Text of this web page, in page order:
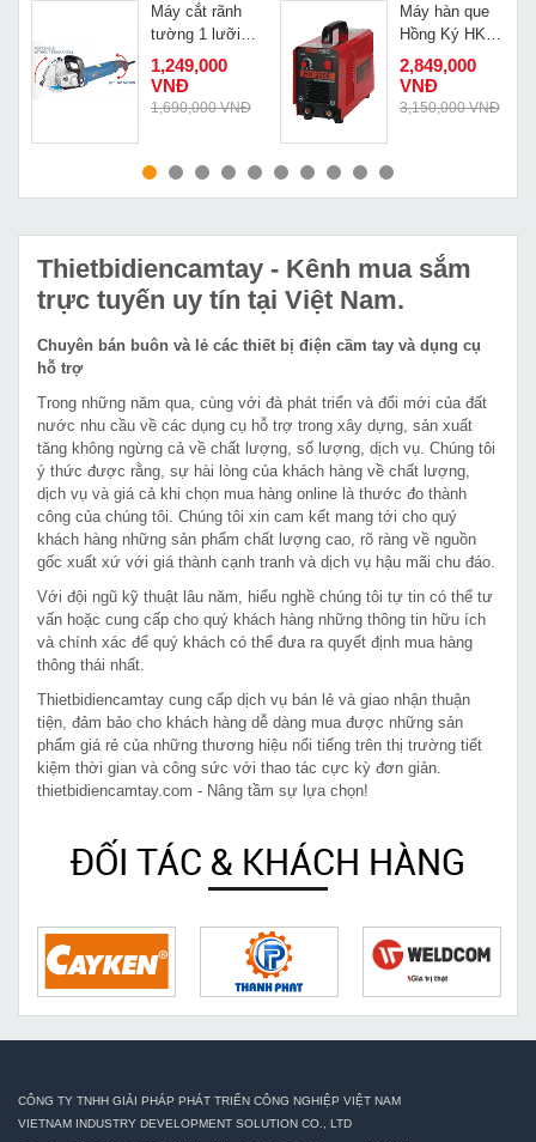
MUA NGAY
Máy cắt rãnh
tường 1 lưỡi
Caowang
CW1336 đời
mới nhất
1,249,000
VNĐ
1,690,000 VNĐ
MUA NGAY
Máy hàn que
Hồng Ký HK
200E
2,849,000
VNĐ
3,150,000 VNĐ
Thietbidiencamtay - Kênh mua sắm
trực tuyến uy tín tại Việt Nam.
Chuyên bán buôn và lẻ các thiết bị điện cầm tay và dụng cụ
hỗ trợ
Trong những năm qua, cùng với đà phát triển và đổi mới của đất
nước nhu cầu về các dụng cụ hỗ trợ trong xây dựng, sản xuất
tăng không ngừng cả về chất lượng, số lượng, dịch vụ. Chúng tôi
ý thức được rằng, sự hài lòng của khách hàng về chất lượng,
dịch vụ và giá cả khi chọn mua hàng online là thước đo thành
công của chúng tôi. Chúng tôi xin cam kết mang tới cho quý
khách hàng những sản phẩm chất lượng cao, rõ ràng về nguồn
gốc xuất xứ với giá thành cạnh tranh và dịch vụ hậu mãi chu đáo.
Với đội ngũ kỹ thuật lâu năm, hiểu nghề chúng tôi tự tin có thể tư
vấn hoặc cung cấp cho quý khách hàng những thông tin hữu ích
và chính xác để quý khách có thể đưa ra quyết định mua hàng
thông thái nhất.
Thietbidiencamtay cung cấp dịch vụ bán lẻ và giao nhận thuận
tiện, đảm bảo cho khách hàng dễ dàng mua được những sản
phẩm giá rẻ của những thương hiệu nổi tiếng trên thị trường tiết
kiệm thời gian và công sức với thao tác cực kỳ đơn giản.
thietbidiencamtay.com - Nâng tầm sự lựa chọn!
ĐỐI TÁC & KHÁCH HÀNG
CÔNG TY TNHH GIẢI PHÁP PHÁT TRIỂN CÔNG NGHIỆP VIỆT NAM
VIETNAM INDUSTRY DEVELOPMENT SOLUTION CO., LTD